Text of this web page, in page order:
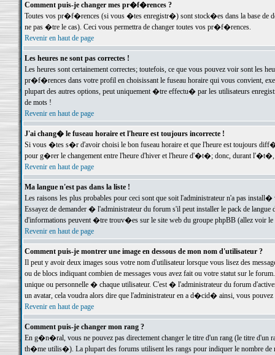
Comment puis-je changer mes pr�f�rences ?
Toutes vos pr�f�rences (si vous �tes enregistr�) sont stock�es dans la base de
ne pas �tre le cas). Ceci vous permettra de changer toutes vos pr�f�rences.
Revenir en haut de page
Les heures ne sont pas correctes !
Les heures sont certainement correctes; toutefois, ce que vous pouvez voir sont
pr�f�rences dans votre profil en choisissant le fuseau horaire qui vous convient,
plupart des autres options, peut uniquement �tre effectu� par les utilisateurs
de mots !
Revenir en haut de page
J'ai chang� le fuseau horaire et l'heure est toujours incorrecte !
Si vous �tes s�r d'avoir choisi le bon fuseau horaire et que l'heure est toujours
pour g�rer le changement entre l'heure d'hiver et l'heure d'�t�; donc, durant
Revenir en haut de page
Ma langue n'est pas dans la liste !
Les raisons les plus probables pour ceci sont que soit l'administrateur n'a pas
Essayez de demander � l'administrateur du forum s'il peut installer le pack de
d'informations peuvent �tre trouv�es sur le site web du groupe phpBB (allez voir le
Revenir en haut de page
Comment puis-je montrer une image en dessous de mon nom d'utilisateur ?
Il peut y avoir deux images sous votre nom d'utilisateur lorsque vous lisez des
ou de blocs indiquant combien de messages vous avez fait ou votre statut sur le
unique ou personnelle � chaque utilisateur. C'est � l'administrateur du forum
un avatar, cela voudra alors dire que l'administrateur en a d�cid� ainsi, vous
Revenir en haut de page
Comment puis-je changer mon rang ?
En g�n�ral, vous ne pouvez pas directement changer le titre d'un rang (le titre d'un
th�me utilis�). La plupart des forums utilisent les rangs pour indiquer le nombre de